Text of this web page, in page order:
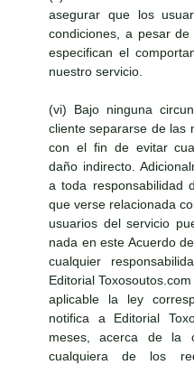
asegurar que los
condiciones, a pesar
especifican el
nuestro servicio.
(vi) Bajo ninguna
cliente separarse de las
con el fin de evitar
daño indirecto.
a toda responsabilidad
que verse relacionada
usuarios del servicio
nada en este Acuerdo
cualquier
Editorial
aplicable la ley
notifica a Editorial
meses, acerca de la
cualquiera de los